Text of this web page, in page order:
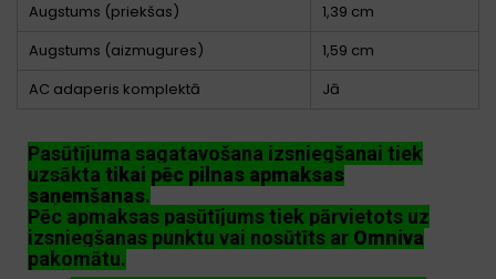
Augstums (priekšas)
1,39 cm
Augstums (aizmugures)
1,59 cm
AC adaperis komplektā
Jā
Pasūtījuma sagatavošana izsniegšanai tiek
uzsākta tikai pēc pilnas apmaksas
saņemšanas.
Pēc apmaksas pasūtījums tiek pārvietots uz
izsniegšanas punktu vai nosūtīts ar Omniva
pakomātu.